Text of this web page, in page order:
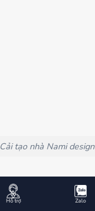
Hỗ trợ Zalo
Cải tạo nhà Nami design